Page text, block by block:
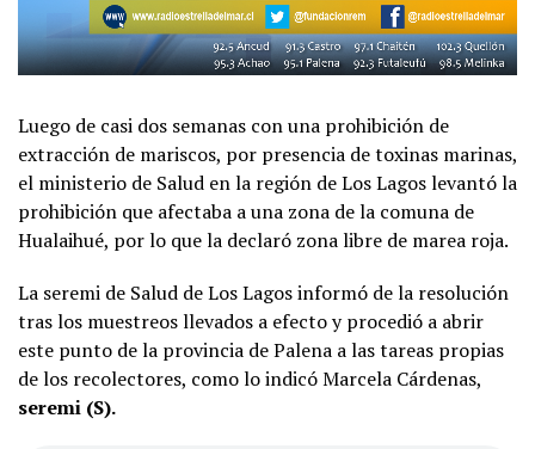
Luego de casi dos semanas con una prohibición de
extracción de mariscos, por presencia de toxinas marinas,
el ministerio de Salud en la región de Los Lagos levantó la
prohibición que afectaba a una zona de la comuna de
Hualaihué, por lo que la declaró zona libre de marea roja.
La seremi de Salud de Los Lagos informó de la resolución
tras los muestreos llevados a efecto y procedió a abrir
este punto de la provincia de Palena a las tareas propias
de los recolectores, como lo indicó Marcela Cárdenas,
seremi (S).